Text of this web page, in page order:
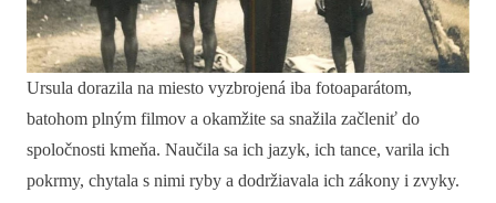
Ursula dorazila na miesto vyzbrojená iba fotoaparátom,
batohom plným filmov a okamžite sa snažila začleniť do
spoločnosti kmeňa. Naučila sa ich jazyk, ich tance, varila ich
pokrmy, chytala s nimi ryby a dodržiavala ich zákony i zvyky.